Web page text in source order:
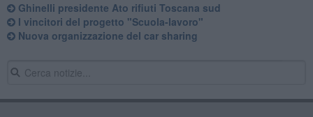
Ghinelli presidente Ato rifiuti Toscana sud
I vincitori del progetto "Scuola-lavoro"
Nuova organizzazione del car sharing